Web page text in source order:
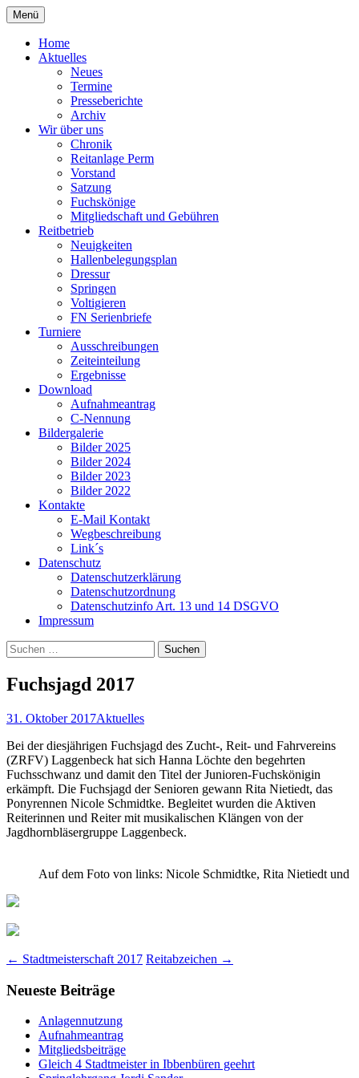
Zum
Inhalt
springen
Reiterverein Laggenbeck
Menü
Home
Aktuelles
Neues
Termine
Presseberichte
Archiv
Wir über uns
Chronik
Reitanlage Perm
Vorstand
Satzung
Fuchskönige
Mitgliedschaft und Gebühren
Reitbetrieb
Neuigkeiten
Hallenbelegungsplan
Dressur
Springen
Voltigieren
FN Serienbriefe
Turniere
Ausschreibungen
Zeiteinteilung
Ergebnisse
Download
Aufnahmeantrag
C-Nennung
Bildergalerie
Bilder 2025
Bilder 2024
Bilder 2023
Bilder 2022
Kontakte
E-Mail Kontakt
Wegbeschreibung
Link´s
Datenschutz
Datenschutzerklärung
Datenschutzordnung
Datenschutzinfo Art. 13 und 14 DSGVO
Impressum
Suchen
nach:
Fuchsjagd 2017
31. Oktober 2017Aktuelles
Bei der diesjährigen Fuchsjagd des Zucht-, Reit- und Fahrvereins
(ZRFV) Laggenbeck hat sich Hanna Löchte den begehrten
Fuchsschwanz und damit den Titel der Junioren-Fuchskönigin
erkämpft. Die Fuchsjagd der Senioren gewann Rita Nietiedt, das
Ponyrennen Nicole Schmidtke. Begleitet wurden die Aktiven
Reiterinnen und Reiter mit musikalischen Klängen von der
Jagdhornbläsergruppe Laggenbeck.
Auf dem Foto von links: Nicole Schmidtke, Rita Nietiedt und
Beitragsnavigation
← Stadtmeisterschaft 2017 Reitabzeichen →
Neueste Beiträge
Anlagennutzung
Aufnahmeantrag
Mitgliedsbeiträge
Gleich 4 Stadtmeister in Ibbenbüren geehrt